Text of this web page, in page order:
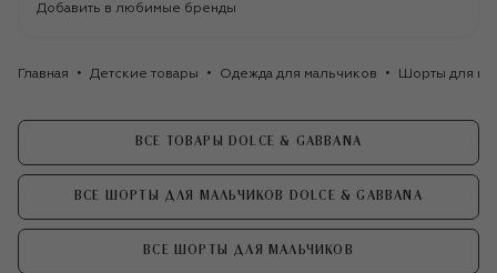
Добавить в любимые бренды
Главная Детские товары Одежда для мальчиков Шорты для
ВСЕ ТОВАРЫ DOLCE & GABBANA
ВСЕ ШОРТЫ ДЛЯ МАЛЬЧИКОВ DOLCE & GABBANA
ВСЕ ШОРТЫ ДЛЯ МАЛЬЧИКОВ